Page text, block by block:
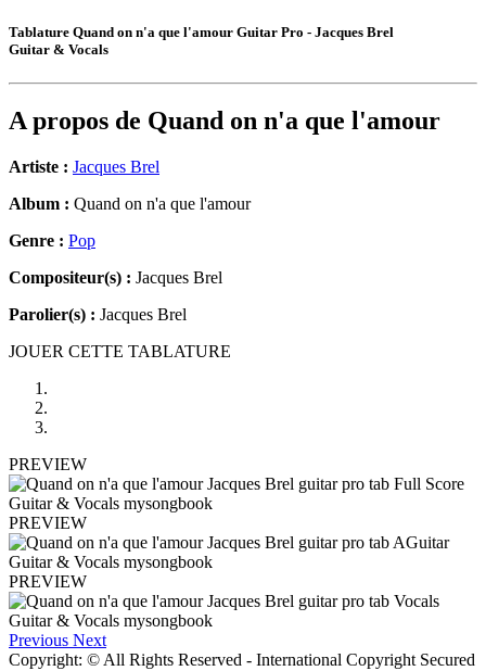
Tablature Quand on n'a que l'amour Guitar Pro - Jacques Brel
Guitar & Vocals
A propos de Quand on n'a que l'amour
Artiste : Jacques Brel
Album : Quand on n'a que l'amour
Genre : Pop
Compositeur(s) : Jacques Brel
Parolier(s) : Jacques Brel
JOUER CETTE TABLATURE
PREVIEW
PREVIEW
PREVIEW
Previous Next
Copyright: © All Rights Reserved - International Copyright Secured